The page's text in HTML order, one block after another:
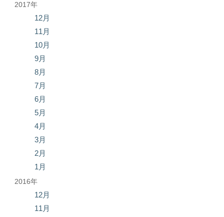
2017年
12月
11月
10月
9月
8月
7月
6月
5月
4月
3月
2月
1月
2016年
12月
11月